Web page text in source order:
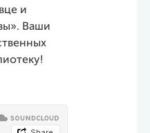
и
Ваши